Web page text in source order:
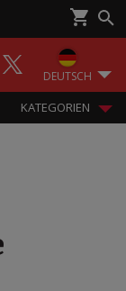
DEUTSCH
KATEGORIEN